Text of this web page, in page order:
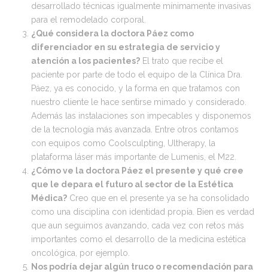
desarrollado técnicas igualmente mínimamente invasivas
para el remodelado corporal.
¿Qué considera la doctora Páez como
diferenciador en su estrategia de servicio y
atención a los pacientes? El trato que recibe el
paciente por parte de todo el equipo de la Clínica Dra.
Páez, ya es conocido, y la forma en que tratamos con
nuestro cliente le hace sentirse mimado y considerado.
Además las instalaciones son impecables y disponemos
de la tecnología más avanzada. Entre otros contamos
con equipos como Coolsculpting, Ultherapy, la
plataforma láser más importante de Lumenis, el M22.
¿Cómo ve la doctora Páez el presente y qué cree
que le depara el futuro al sector de la Estética
Médica? Creo que en el presente ya se ha consolidado
como una disciplina con identidad propia. Bien es verdad
que aun seguimos avanzando, cada vez con retos más
importantes como el desarrollo de la medicina estética
oncológica, por ejemplo.
Nos podría dejar algún truco o recomendación para